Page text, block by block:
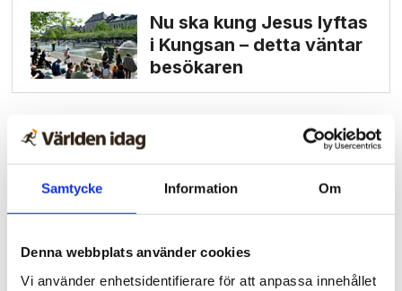
Samtycke Information Om
Denna webbplats använder cookies
Vi använder enhetsidentifierare för att anpassa innehållet
Nu ska kung Jesus lyftas
i Kungsan – detta väntar
besökaren